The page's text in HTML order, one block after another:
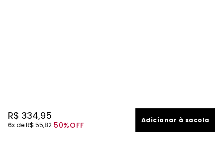
R$ 334,95
6 R$ 55,82 50%OFF
Adicionar à sacola